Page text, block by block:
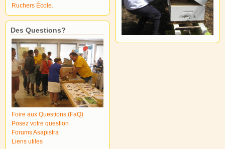
Ruchers École.
Des Questions?
Foire aux Questions (FaQ)
Posez votre question
Forums Asapistra
Liens utiles